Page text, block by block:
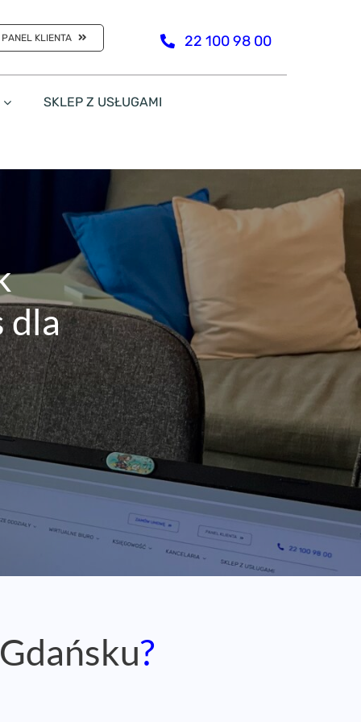
PANEL KLIENTA 22 100 98 00
SKLEP Z USŁUGAMI
dla
?